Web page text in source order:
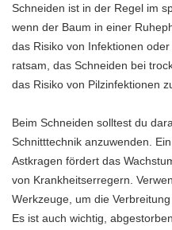
Schneiden ist in der Regel im
wenn der Baum in einer
das Risiko von Infektionen
ratsam, das Schneiden bei
das Risiko von Pilzinfektionen
Beim Schneiden solltest du
Schnitttechnik anzuwenden.
Astkragen fördert das
von Krankheitserregern.
Werkzeuge, um die
Es ist auch wichtig,